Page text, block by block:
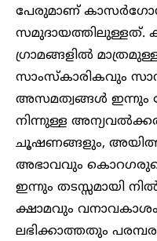
പേരുമാണ്
സമുദായത്തിലുള്ളത്.
​ഗ്രാമങ്ങളിൽ
സാംസ്‌കാരികവും
അസമത്വങ്ങൾ ഇന്നും
നിന്നുള്ള
ചൂഷണങ്ങളും,
അഭാവവും
ഇന്നും തടസ്സമായി
ക്ഷാമവും
ലഭിക്കാത്തതും